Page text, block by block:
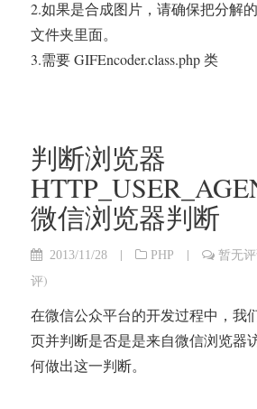
2.如果是合成图片，请确保把分解
文件夹里面。
3.需要 GIFEncoder.class.php 类
判断浏览器
微信浏览器判断
2013/11/28 | PHP | 暂无
评)
在微信公众平台的开发过程中，我
页并判断是否是是来自微信浏览器
何做出这一判断。